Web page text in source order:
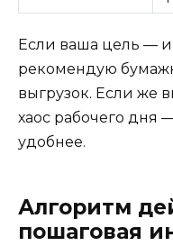
Если ваша цель —
рекомендую
выгрузок. Если же
хаос рабочего дня
удобнее.
Алгоритм
пошаговая